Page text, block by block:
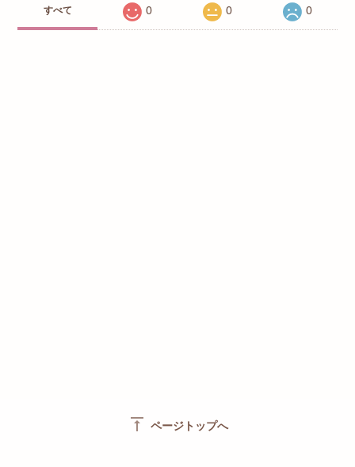
すべて 0 0 0
vertical_align_top ページトップへ